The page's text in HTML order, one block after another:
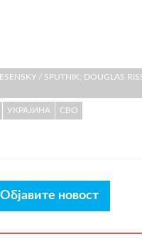
/ SPUTNIK; DOUGLAS
УКРАЈИНА СВО
Објавите новост